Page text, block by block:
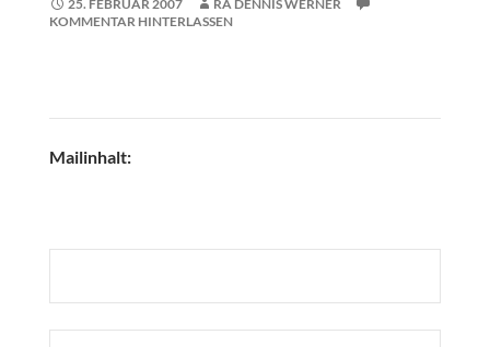
25. FEBRUAR 2007
RA DENNIS WERNER
KOMMENTAR HINTERLASSEN
Mailinhalt: